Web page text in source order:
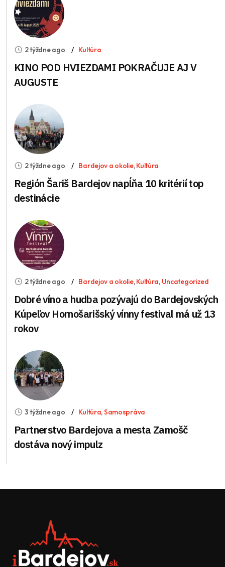
2 týždne ago Kultúra
KINO POD HVIEZDAMI POKRAČUJE AJ V
AUGUSTE
2 týždne ago Bardejov a okolie,Kultúra
Región Šariš Bardejov napĺňa 10 kritérií top
destinácie
2 týždne ago Bardejov a okolie,Kultúra, Uncategorized
Dobré víno a hudba pozývajú do Bardejovských
Kúpeľov Hornošarišský vínny festival má už 13
rokov
3 týždne ago Kultúra,Samospráva
Partnerstvo Bardejova a mesta Zamošč
dostáva nový impulz